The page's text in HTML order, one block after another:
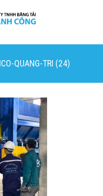
QUANG-TRI (24)